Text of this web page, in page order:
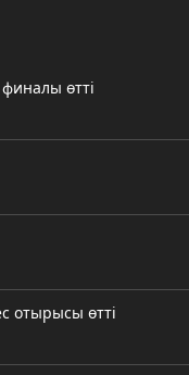
өтті
отырысы өтті